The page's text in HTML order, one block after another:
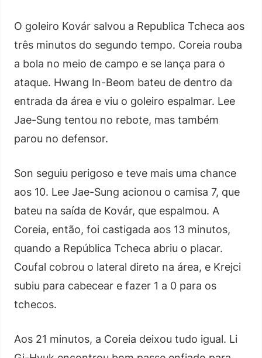
O goleiro Kovár salvou a Republica Tcheca aos
três minutos do segundo tempo. Coreia rouba
a bola no meio de campo e se lança para o
ataque. Hwang In-Beom bateu de dentro da
entrada da área e viu o goleiro espalmar. Lee
Jae-Sung tentou no rebote, mas também
parou no defensor.
Son seguiu perigoso e teve mais uma chance
aos 10. Lee Jae-Sung acionou o camisa 7, que
bateu na saída de Kovár, que espalmou. A
Coreia, então, foi castigada aos 13 minutos,
quando a República Tcheca abriu o placar.
Coufal cobrou o lateral direto na área, e Krejci
subiu para cabecear e fazer 1 a 0 para os
tchecos.
Aos 21 minutos, a Coreia deixou tudo igual. Li